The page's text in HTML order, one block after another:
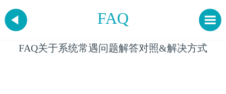
FAQ
FAQ关于系统常遇问题解答对照&解决方式